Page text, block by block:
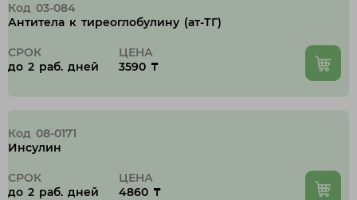
Код 03-084
Антитела к тиреоглобулину (ат-ТГ)
СРОК
до 2 раб. дней
ЦЕНА
3590 ₸
Код 08-0171
Инсулин
СРОК
до 2 раб. дней
ЦЕНА
4860 ₸